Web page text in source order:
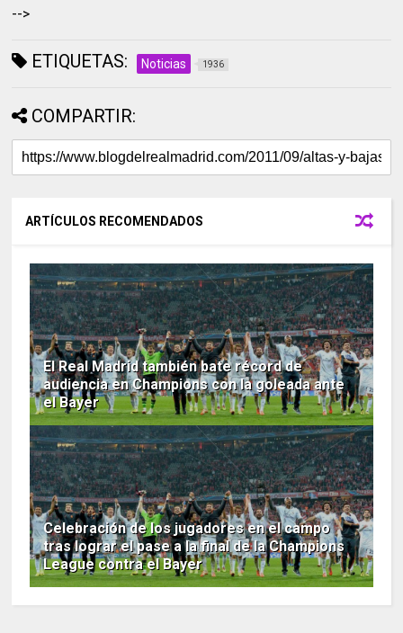
-->
ETIQUETAS: Noticias 1936
COMPARTIR:
ARTÍCULOS RECOMENDADOS
El Real Madrid también bate récord de
audiencia en Champions con la goleada ante
el Bayer
Celebración de los jugadores en el campo
tras lograr el pase a la final de la Champions
League contra el Bayer